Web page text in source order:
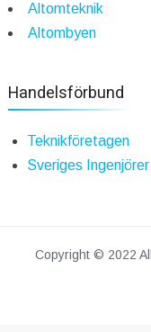
Altomteknik
Altombyen
Handelsförbund
Teknikföretagen
Sveriges Ingenjörer
Copyright © 2022